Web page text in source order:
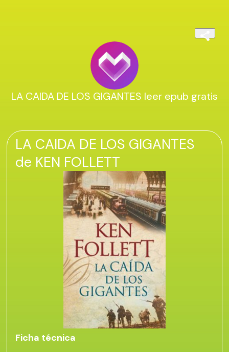
LA CAIDA DE LOS GIGANTES leer epub gratis
LA CAIDA DE LOS GIGANTES
de KEN FOLLETT
Ficha técnica